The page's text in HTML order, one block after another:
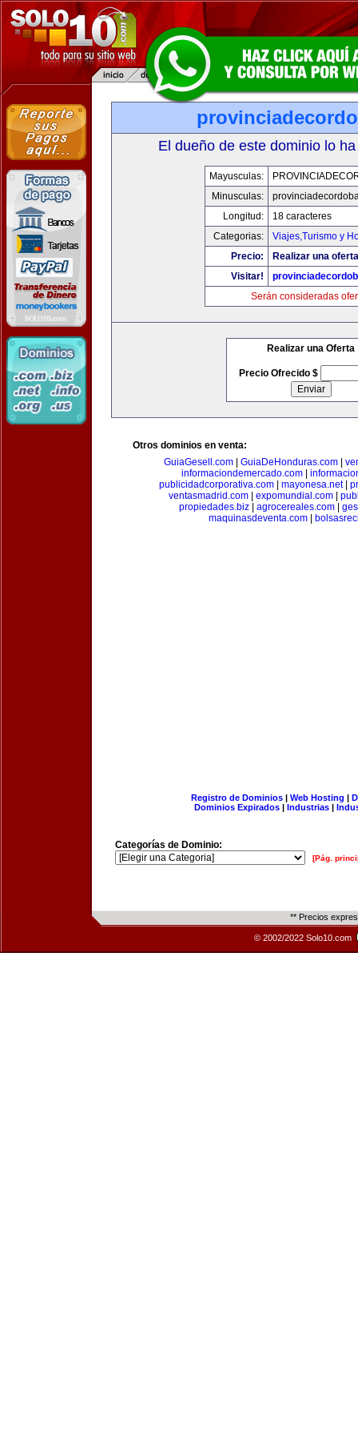
El dueño de este dominio lo
Mayusculas:
Minusculas:
Longitud:
18 caracteres
Categorias:
Viajes,Turismo y
Precio:
Realizar una
Visitar!
Serán consideradas
Realizar una Oferta
Precio Ofrecido $
Otros dominios en venta:
GuiaGesell.com| GuiaDeHonduras.com|
informaciondemercado.com|
publicidadcorporativa.com
mayonesa.net|
ventasmadrid.com
expomundial.com
propiedades.biz| agrocereales.com|
maquinasdeventa.com|
Registro de Dominios| Web Hosting |
Dominios Expirados | Industrias |
Categorías de Dominio:
[Pág.
** Precios
© 2002/2022 Solo10.com